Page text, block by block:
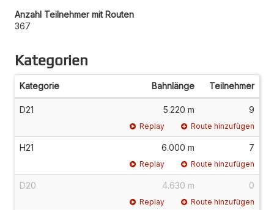
Anzahl Teilnehmer mit Routen
367
Kategorien
Kategorie Bahnlänge Teilnehmer
D21 5.220 m 9
Replay Route hinzufügen
H21 6.000 m 7
Replay Route hinzufügen
D20 4.630 m 0
Replay Route hinzufügen